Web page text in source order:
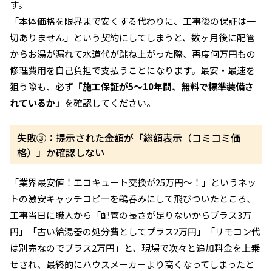
す。
「本体価格を限界まで安くする代わりに、工事後の保証は一
切ありません」という契約にしてしまうと、数ヶ月後に配管
からお湯が漏れて水道代が跳ね上がった際、再度何万円もの
修理費用を自己負担で支払うことになります。最安・最速を
狙う際も、必ず 「施工保証が5〜10年間、無料で標準装備さ
れているか」 を確認してください。
失敗③：提示された金額が「総額表示（コミコミ価
格）」か確認しない
「業界最安値！エコキュート交換が25万円〜！」というネッ
トの激安キャッチコピーを鵜呑みにして飛びついたところ、
工事当日に職人から「配管の長さが足りないからプラス3万
円」「古い給湯器の処分費としてプラス2万円」「リモコン代
は別売なのでプラス2万円」と、現場で次々と追加料金を上乗
せされ、最終的にハウスメーカーより高くなってしまったと